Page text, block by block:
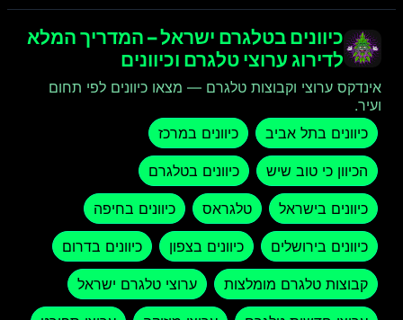
כיוונים בטלגרם ישראל – המדריך המלא
לדירוג ערוצי טלגרם וכיוונים
אינדקס ערוצי וקבוצות טלגרם — מצאו כיוונים לפי תחום
ועיר.
כיוונים בתל אביב
כיוונים במרכז
הכיוון כי טוב שיש כיוונים בטלגרם
כיוונים בישראל טלגראס כיוונים בחיפה
כיוונים בירושלים כיוונים בצפון כיוונים בדרום
קבוצות טלגרם מומלצות ערוצי טלגרם ישראל